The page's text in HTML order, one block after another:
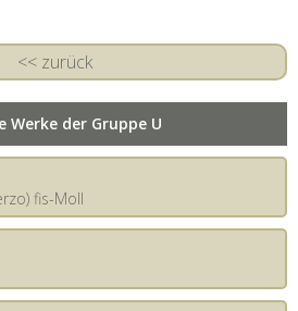
<< zurück
Werke der Gruppe U
fis-Moll